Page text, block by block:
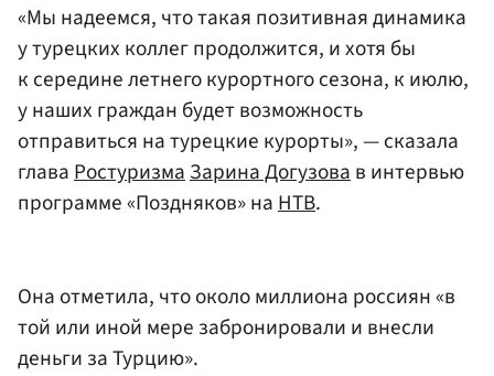
«Мы надеемся, что такая позитивная динамика
у турецких коллег продолжится, и хотя бы
к середине летнего курортного сезона, к июлю,
у наших граждан будет возможность
отправиться на турецкие курорты», — сказала
главаРостуризмаЗарина Догузовав интервью
программе «Поздняков» наНТВ.
Она отметила, что около миллиона россиян «в
той или иной мере забронировали и внесли
деньги за Турцию».